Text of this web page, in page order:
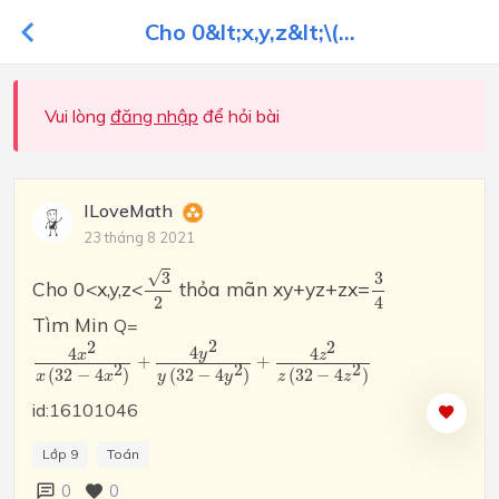
Cho 0&lt;x,y,z&lt;\(...
Vui lòng đăng nhập để hỏi bài
ILoveMath
23 tháng 8 2021
Cho 0<x,y,z< √3
2
2
thỏa mãn xy+yz+zx= 3
4
34
Tìm Min Q=
4x2
x (32 − 4x2)
+ 4y2
y (32 − 4y2)
+ 4z2
z (32 − 4z2)
32 4 (32 z
id:16101046
Lớp 9 Toán
0 0